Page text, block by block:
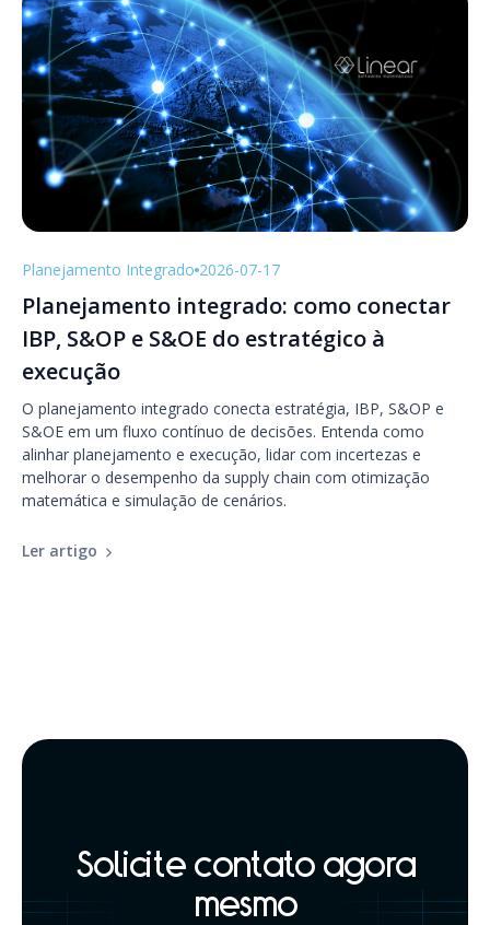
Planejamento Integrado 2026-07-17
Planejamento integrado: como conectar
IBP, S&OP e S&OE do estratégico à
execução
O planejamento integrado conecta estratégia, IBP, S&OP e
S&OE em um fluxo contínuo de decisões. Entenda como
alinhar planejamento e execução, lidar com incertezas e
melhorar o desempenho da supply chain com otimização
matemática e simulação de cenários.
Ler artigo
Solicite contato agora
mesmo